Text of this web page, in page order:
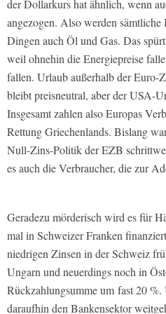
der Dollarkurs hat ähnlich, wenn
angezogen. Also werden
Dingen auch Öl und Gas. Das
weil ohnehin die Energiepreise
fallen. Urlaub außerhalb der Euro-
bleibt preisneutral, aber der USA-
Insgesamt zahlen also Europas
Rettung Griechenlands. Bislang
Null-Zins-Politik der EZB
es auch die Verbraucher, die zur
Geradezu mörderisch wird es für
mal in Schweizer Franken
niedrigen Zinsen in der Schweiz
Ungarn und neuerdings noch in
Rückzahlungsumme um fast 20 %.
daraufhin den Bankensektor